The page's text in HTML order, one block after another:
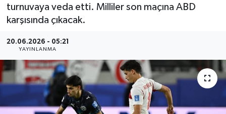
turnuvaya veda etti. Milliler son maçına ABD
karşısında çıkacak.
20.06.2026 - 05:21
YAYINLANMA
E-Gazete
Haber Arşivi